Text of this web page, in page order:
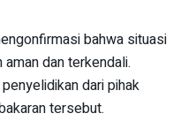
bahwa situasi
dan terkendali.
dari pihak
tersebut.